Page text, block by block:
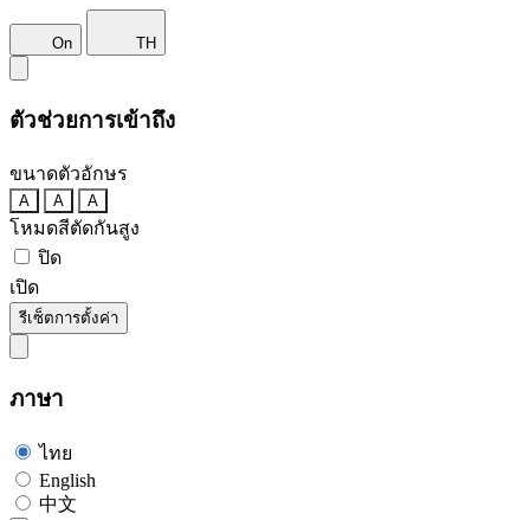
On TH
ตัวช่วยการเข้าถึง
ขนาดตัวอักษร
A A A
โหมดสีตัดกันสูง
ปิด
เปิด
รีเซ็ตการตั้งค่า
ภาษา
ไทย
English
中文